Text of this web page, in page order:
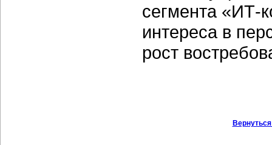
сегмента «ИТ-
интереса в
рост